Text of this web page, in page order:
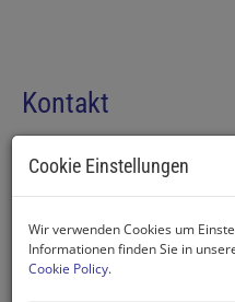
Kontakt
Wir freuen uns auf
Cookie Einstellungen
Wir verwenden Cookies um
Informationen finden Sie in
Cookie Policy.